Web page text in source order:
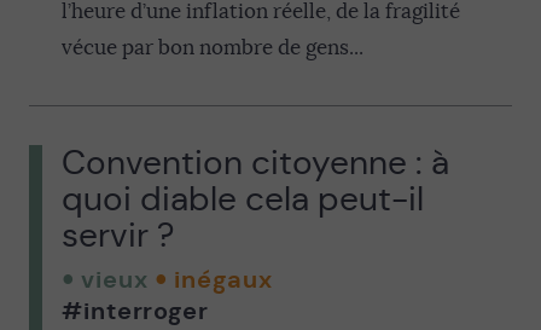
l’heure d’une inflation réelle, de la fragilité
vécue par bon nombre de gens...
Convention citoyenne : à
quoi diable cela peut-il
servir ?
vieux
inégaux
#interroger